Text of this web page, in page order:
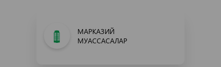
МАРКАЗИЙ
МУАССАСАЛАР